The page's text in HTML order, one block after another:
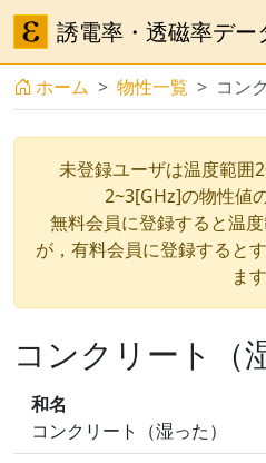
誘電率・透磁率デー
ホーム 物性一覧 コン
未登録ユーザは温度範
2~3[GHz]の物性値
無料会員に登録すると温
が，有料会員に登録すると
ます
コンクリート（
和名
コンクリート（湿った）